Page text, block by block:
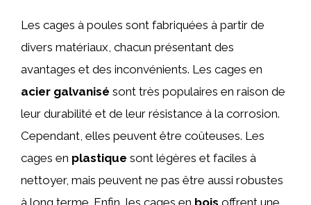
Les cages à poules sont fabriquées à partir de
divers matériaux, chacun présentant des
avantages et des inconvénients. Les cages en
acier galvanisé sont très populaires en raison de
leur durabilité et de leur résistance à la corrosion.
Cependant, elles peuvent être coûteuses. Les
cages en plastique sont légères et faciles à
nettoyer, mais peuvent ne pas être aussi robustes
à long terme. Enfin, les cages en bois offrent une